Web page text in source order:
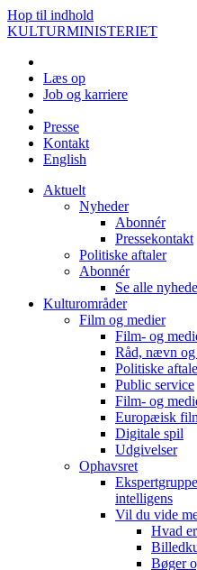
Hop til indhold
KULTURMINISTERIET
Læs op
Job og karriere
Presse
Kontakt
English
Aktuelt
Nyheder
Abonnér
Pressekontakt
Politiske aftaler
Abonnér
Se alle
Kulturområder
Film og medier
Film- og
Råd, nævn
Politiske
Public service
Film- og
Europæisk
Digitale spil
Udgivelser
Ophavsret
intelligens
Vil du vide
Hvad
Bøger